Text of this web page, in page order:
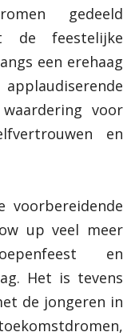
gedeeld
de feestelijke
een erehaag
voor
en
voorbereidende
up veel meer
en
Het is tevens
de jongeren in